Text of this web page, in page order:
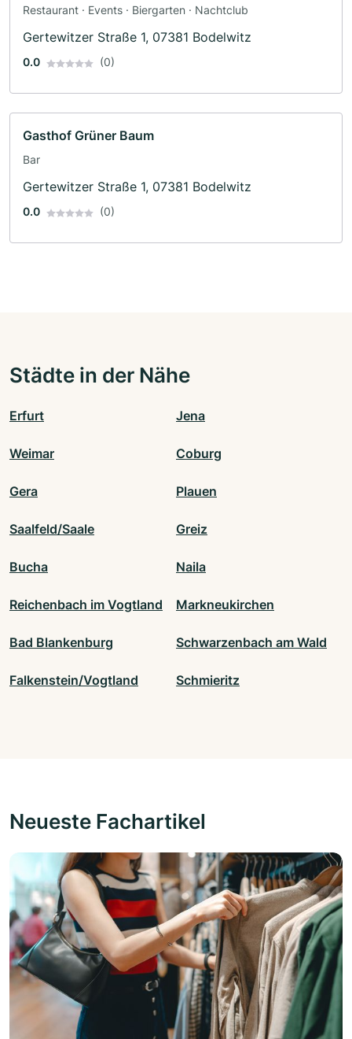
Restaurant · Events · Biergarten · Nachtclub
Gertewitzer Straße 1, 07381 Bodelwitz
0.0 (0)
Gasthof Grüner Baum
Bar
Gertewitzer Straße 1, 07381 Bodelwitz
0.0 (0)
Städte in der Nähe
Erfurt Jena
Weimar Coburg
Gera Plauen
Saalfeld/Saale Greiz
Bucha Naila
Reichenbach im Vogtland Markneukirchen
Bad Blankenburg Schwarzenbach am Wald
Falkenstein/Vogtland Schmieritz
Neueste Fachartikel